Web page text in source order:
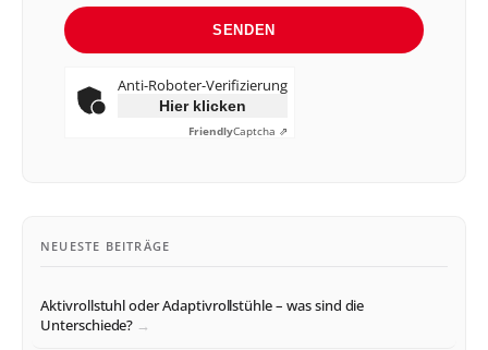
SENDEN
Anti-Roboter-Verifizierung
Hier klicken
FriendlyCaptcha ⇗
NEUESTE BEITRÄGE
Aktivrollstuhl oder Adaptivrollstühle – was sind die
Unterschiede?